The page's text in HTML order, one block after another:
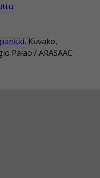
, Kuvako,
Palao / ARASAAC